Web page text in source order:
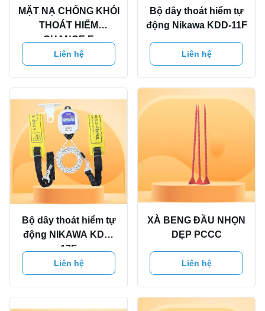
MẶT NẠ CHỐNG KHÓI
THOÁT HIỂM
CHANCE E
Liên hệ
Bộ dây thoát hiểm tự
động Nikawa KDD-11F
Liên hệ
Bộ dây thoát hiểm tự
động NIKAWA KDD-
17F
Liên hệ
XÀ BENG ĐẦU NHỌN
DẸP PCCC
Liên hệ